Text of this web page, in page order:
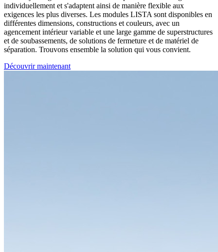
individuellement et s'adaptent ainsi de manière flexible aux
exigences les plus diverses. Les modules LISTA sont disponibles en
différentes dimensions, constructions et couleurs, avec un
agencement intérieur variable et une large gamme de superstructures
et de soubassements, de solutions de fermeture et de matériel de
séparation. Trouvons ensemble la solution qui vous convient.
Découvrir maintenant